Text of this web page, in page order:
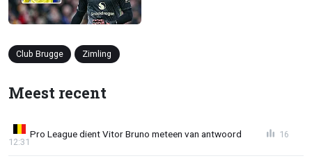
Club Brugge Zimling
Meest recent
Pro League dient Vitor Bruno meteen van antwoord
12:31
16